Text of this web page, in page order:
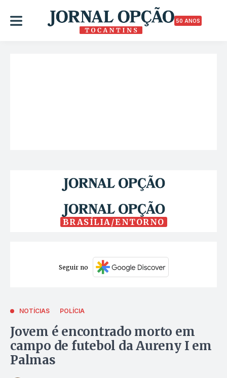
50 ANOS
BRASÍLIA/ENTORNO
Seguir no
NOTÍCIAS POLÍCIA
Jovem é encontrado morto em
campo de futebol da Aureny I em
Palmas